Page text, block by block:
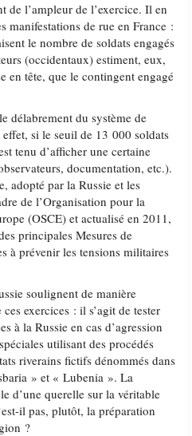
de l’ampleur de l’exercice. Il en
manifestations de rue en France :
le nombre de soldats engagés
(occidentaux) estiment, eux,
en tête, que le contingent engagé
délabrement du système de
si le seuil de 13 000 soldats
tenu d’afficher une certaine
documentation, etc.).
adopté par la Russie et les
de l’Organisation pour la
(OSCE) et actualisé en 2011,
principales Mesures de
à prévenir les tensions militaires
soulignent de manière
exercices : il s’agit de tester
à la Russie en cas d’agression
utilisant des procédés
riverains fictifs dénommés dans
» et « Lubenia ». La
d’une querelle sur la véritable
il pas, plutôt, la préparation
?